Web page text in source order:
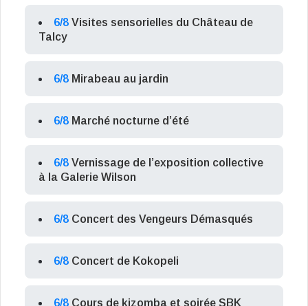
6/8 Visites sensorielles du Château de
Talcy
6/8 Mirabeau au jardin
6/8 Marché nocturne d’été
6/8 Vernissage de l’exposition collective
à la Galerie Wilson
6/8 Concert des Vengeurs Démasqués
6/8 Concert de Kokopeli
6/8 Cours de kizomba et soirée SBK